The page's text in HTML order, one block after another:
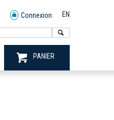
Connexion EN
PANIER